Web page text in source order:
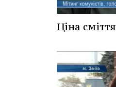
Ціна сміття